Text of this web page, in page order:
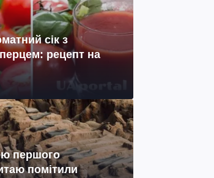
сік з
рецепт на
першого
помітили